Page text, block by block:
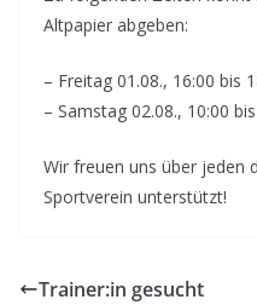
Altpapier abgeben:
– Freitag 01.08., 16:00 bis
– Samstag 02.08., 10:00
Wir freuen uns über jeden
Sportverein unterstützt!
Trainer:in gesucht